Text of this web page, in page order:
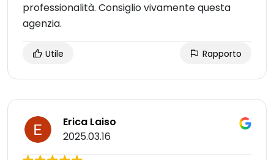
professionalità. Consiglio vivamente questa
agenzia.
Utile Rapporto
Erica Laiso
2025.03.16